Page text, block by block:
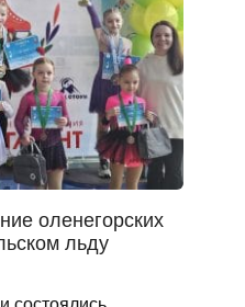
оленегорских
льду